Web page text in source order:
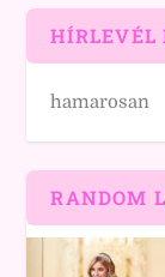
HÍRLEVÉL
hamarosan
RANDOM